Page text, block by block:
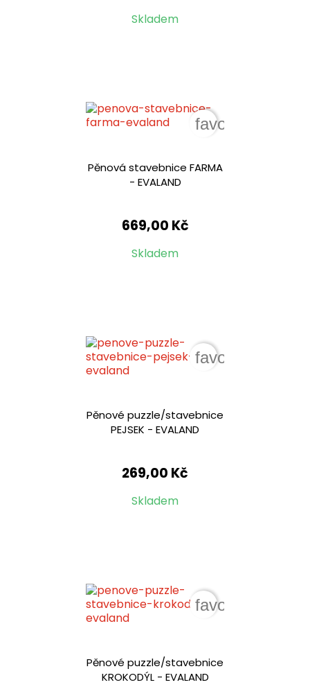
Skladem
Pěnová stavebnice FARMA
- EVALAND
669,00 Kč
Skladem
favorite_border
Pěnové puzzle/stavebnice
PEJSEK - EVALAND
269,00 Kč
Skladem
favorite_border
Pěnové puzzle/stavebnice
KROKODÝL - EVALAND
favorite_border